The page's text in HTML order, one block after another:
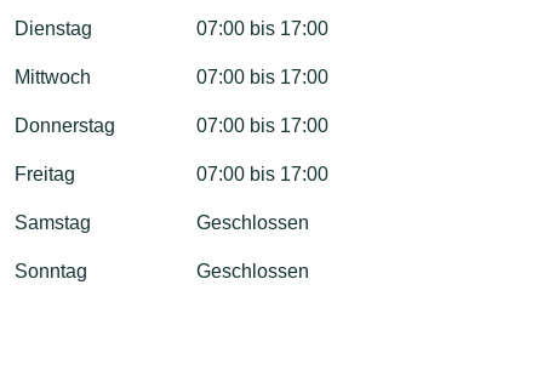
Dienstag 07:00 bis 17:00
Mittwoch 07:00 bis 17:00
Donnerstag 07:00 bis 17:00
Freitag 07:00 bis 17:00
Samstag Geschlossen
Sonntag Geschlossen